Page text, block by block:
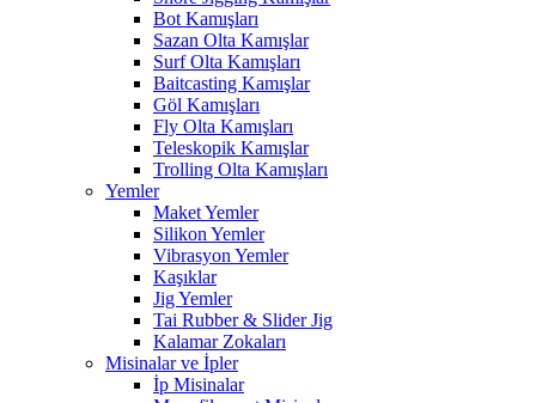
Bot Kamışları
Sazan Olta Kamışlar
Surf Olta Kamışları
Baitcasting Kamışlar
Göl Kamışları
Fly Olta Kamışları
Teleskopik Kamışlar
Trolling Olta Kamışları
Yemler
Maket Yemler
Silikon Yemler
Vibrasyon Yemler
Kaşıklar
Jig Yemler
Tai Rubber & Slider Jig
Kalamar Zokaları
Misinalar ve İpler
İp Misinalar